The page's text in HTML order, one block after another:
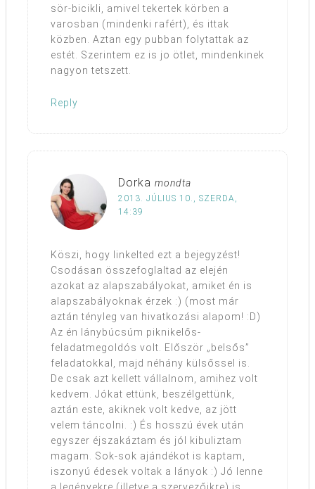
sör-bicikli, amivel tekertek körben a
varosban (mindenki rafért), és ittak
közben. Aztan egy pubban folytattak az
estét. Szerintem ez is jo ötlet, mindenkinek
nagyon tetszett.
Reply
Dorka mondta
2013. JÚLIUS 10., SZERDA,
14:39
Köszi, hogy linkelted ezt a bejegyzést!
Csodásan összefoglaltad az elején
azokat az alapszabályokat, amiket én is
alapszabályoknak érzek :) (most már
aztán tényleg van hivatkozási alapom! :D)
Az én lánybúcsúm piknikelős-
feladatmegoldós volt. Először „belsős”
feladatokkal, majd néhány külsőssel is.
De csak azt kellett vállalnom, amihez volt
kedvem. Jókat ettünk, beszélgettünk,
aztán este, akiknek volt kedve, az jött
velem táncolni. :) És hosszú évek után
egyszer éjszakáztam és jól kibuliztam
magam. Sok-sok ajándékot is kaptam,
iszonyú édesek voltak a lányok :) Jó lenne